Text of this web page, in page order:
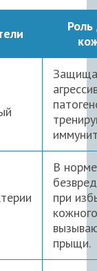
В норме
при
прыщи.